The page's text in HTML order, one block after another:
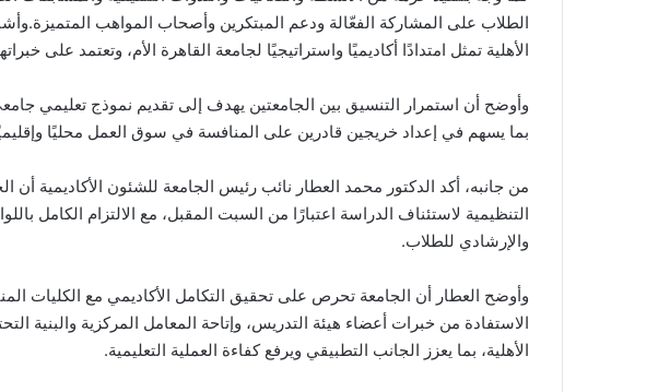
الطلاب على المشاركة الفعّالة ودعم المبتكرين وأصحاب المواهب
الأهلية تمثل امتدادًا أكاديميًا واستراتيجيًا لجامعة القاهرة الأم، وتعتمد على
وأوضح أن استمرار التنسيق بين الجامعتين يهدف إلى تقديم نموذج تعليمي
بما يسهم في إعداد خريجين قادرين على المنافسة في سوق العمل محليًا
من جانبه، أكد الدكتور محمد العطار نائب رئيس الجامعة للشئون الأكاديمية أن
التنظيمية لاستئناف الدراسة اعتبارًا من السبت المقبل، مع الالتزام الكامل
والإرشادي للطلاب.
وأوضح العطار أن الجامعة تحرص على تحقيق التكامل الأكاديمي مع الكليات
الاستفادة من خبرات أعضاء هيئة التدريس، وإتاحة المعامل المركزية والبنية
الأهلية، بما يعزز الجانب التطبيقي ويرفع كفاءة العملية التعليمية.